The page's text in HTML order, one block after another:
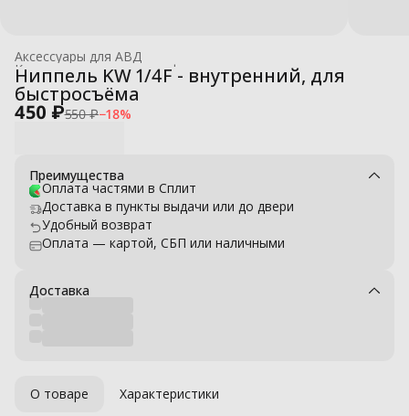
Аксессуары для АВД
Комплектующие для профессиональных моек высокого
Главная ›
Ниппель KW 1/4F - внутренний, для
быстросъёма
450 ₽550 ₽−18%
Преимущества
Оплата частями в Сплит
Доставка в пункты выдачи или до двери
Удобный возврат
Оплата — картой, СБП или наличными
Доставка
О товаре Характеристики